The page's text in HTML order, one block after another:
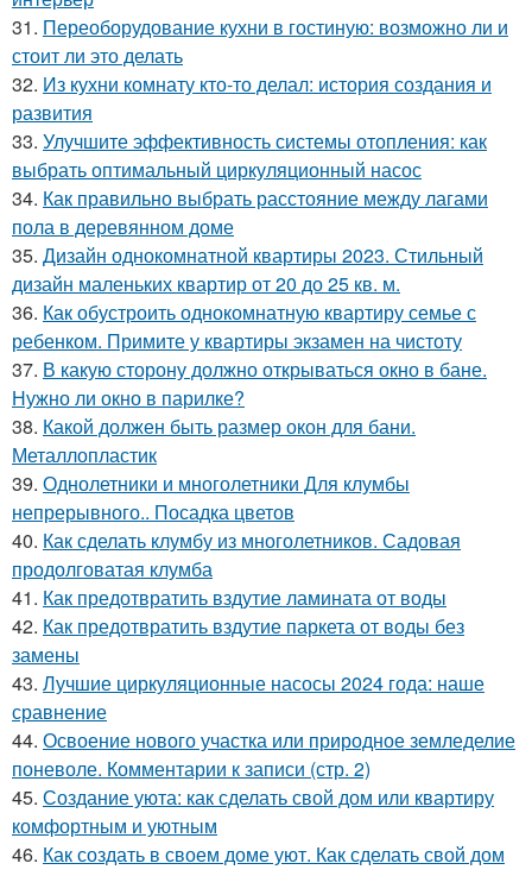
31. Переоборудование кухни в гостиную: возможно ли и
стоит ли это делать
32. Из кухни комнату кто-то делал: история создания и
развития
33. Улучшите эффективность системы отопления: как
выбрать оптимальный циркуляционный насос
34. Как правильно выбрать расстояние между лагами
пола в деревянном доме
35. Дизайн однокомнатной квартиры 2023. Стильный
дизайн маленьких квартир от 20 до 25 кв. м.
36. Как обустроить однокомнатную квартиру семье с
ребенком. Примите у квартиры экзамен на чистоту
37. В какую сторону должно открываться окно в бане.
Нужно ли окно в парилке?
38. Какой должен быть размер окон для бани.
Металлопластик
39. Однолетники и многолетники Для клумбы
непрерывного.. Посадка цветов
40. Как сделать клумбу из многолетников. Садовая
продолговатая клумба
41. Как предотвратить вздутие ламината от воды
42. Как предотвратить вздутие паркета от воды без
замены
43. Лучшие циркуляционные насосы 2024 года: наше
сравнение
44. Освоение нового участка или природное земледелие
поневоле. Комментарии к записи (стр. 2)
45. Создание уюта: как сделать свой дом или квартиру
комфортным и уютным
46. Как создать в своем доме уют. Как сделать свой дом